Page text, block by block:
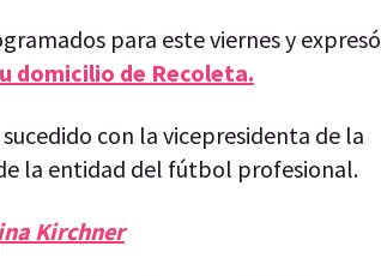
para este viernes y expresó
domicilio de Recoleta.
con la vicepresidenta de la
la entidad del fútbol profesional.
Kirchner